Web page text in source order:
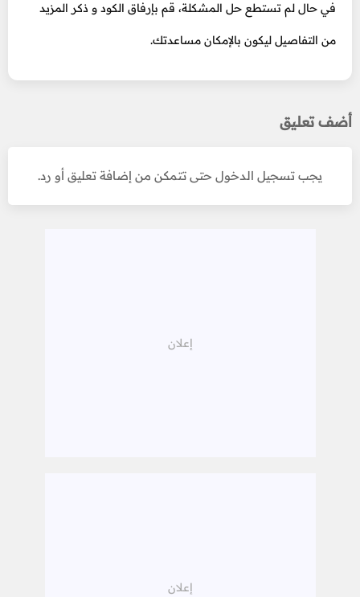
في حال لم تستطع حل المشكلة، قم بإرفاق الكود و ذكر المزيد
من التفاصيل ليكون بالإمكان مساعدتك.
أضف تعليق
يجب تسجيل الدخول حتى تتمكن من إضافة تعليق أو رد.